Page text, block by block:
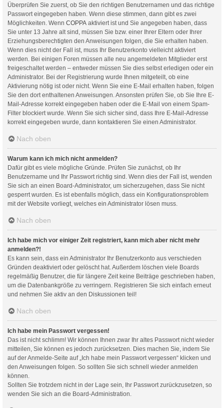
Überprüfen Sie zuerst, ob Sie den richtigen Benutzernamen und das richtige
Passwort eingegeben haben. Wenn diese stimmen, dann gibt es zwei
Möglichkeiten. Wenn COPPA aktiviert ist und Sie angegeben haben, dass
Sie unter 13 Jahre alt sind, müssen Sie bzw. einer Ihrer Eltern oder Ihrer
Erziehungsberechtigten den Anweisungen folgen, die Sie erhalten haben.
Wenn dies nicht der Fall ist, muss Ihr Benutzerkonto vielleicht aktiviert
werden. Bei einigen Foren müssen alle neu angemeldeten Mitglieder erst
freigeschaltet werden – entweder müssen Sie dies selbst erledigen oder ein
Administrator. Bei der Registrierung wurde Ihnen mitgeteilt, ob eine
Aktivierung nötig ist oder nicht. Wenn Sie eine E-Mail erhalten haben, folgen
Sie den dort enthaltenen Anweisungen. Ansonsten prüfen Sie, ob Sie Ihre E-
Mail-Adresse korrekt eingegeben haben oder die E-Mail von einem Spam-
Filter blockiert wurde. Wenn Sie sich sicher sind, dass Ihre E-Mail-Adresse
korrekt eingegeben wurde, dann kontaktieren Sie einen Administrator.
Nach oben
Warum kann ich mich nicht anmelden?
Dafür gibt es viele mögliche Gründe. Prüfen Sie zunächst, ob Ihr
Benutzername und Ihr Passwort richtig sind. Wenn dies der Fall ist, wenden
Sie sich an einen Board-Administrator, um sicherzugehen, dass Sie nicht
gesperrt wurden. Es ist ebenfalls möglich, dass ein Konfigurationsproblem
mit der Website vorliegt, welches ein Administrator lösen muss.
Nach oben
Ich habe mich vor einiger Zeit registriert, kann mich aber nicht mehr
anmelden?!
Es kann sein, dass ein Administrator Ihr Benutzerkonto aus verschieden
Gründen deaktiviert oder gelöscht hat. Außerdem löschen viele Boards
regelmäßig Benutzer, die für längere Zeit keine Beiträge geschrieben haben,
um die Datenbankgröße zu verringern. Registrieren Sie sich einfach erneut
und nehmen Sie aktiv an den Diskussionen teil!
Nach oben
Ich habe mein Passwort vergessen!
Das ist nicht schlimm! Wir können Ihnen zwar Ihr altes Passwort nicht wieder
mitteilen, Sie können es jedoch zurücksetzen. Dies machen Sie, indem Sie
auf der Anmelde-Seite auf „Ich habe mein Passwort vergessen“ klicken und
den Anweisungen folgen. So sollten Sie sich schnell wieder anmelden
können.
Sollten Sie trotzdem nicht in der Lage sein, Ihr Passwort zurückzusetzen, so
wenden Sie sich an die Board-Administration.